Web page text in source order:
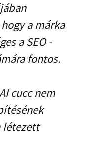
a márka
a SEO -
fontos.
cucc nem
létezett